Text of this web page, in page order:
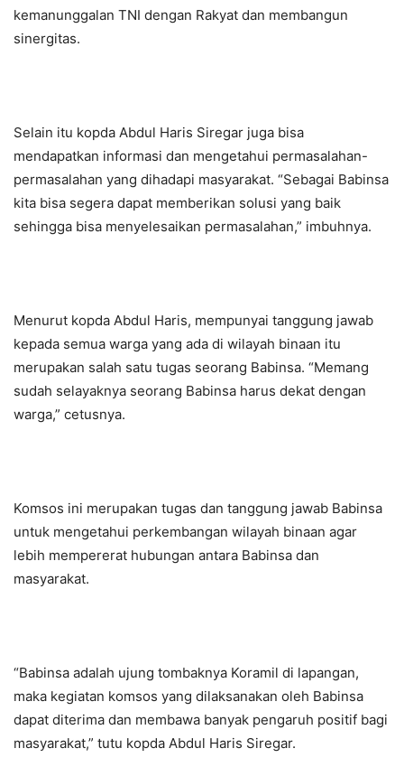
kemanunggalan TNI dengan Rakyat dan membangun
sinergitas.
Selain itu kopda Abdul Haris Siregar juga bisa
mendapatkan informasi dan mengetahui permasalahan-
permasalahan yang dihadapi masyarakat. “Sebagai Babinsa
kita bisa segera dapat memberikan solusi yang baik
sehingga bisa menyelesaikan permasalahan,” imbuhnya.
Menurut kopda Abdul Haris, mempunyai tanggung jawab
kepada semua warga yang ada di wilayah binaan itu
merupakan salah satu tugas seorang Babinsa. “Memang
sudah selayaknya seorang Babinsa harus dekat dengan
warga,” cetusnya.
Komsos ini merupakan tugas dan tanggung jawab Babinsa
untuk mengetahui perkembangan wilayah binaan agar
lebih mempererat hubungan antara Babinsa dan
masyarakat.
“Babinsa adalah ujung tombaknya Koramil di lapangan,
maka kegiatan komsos yang dilaksanakan oleh Babinsa
dapat diterima dan membawa banyak pengaruh positif bagi
masyarakat,” tutu kopda Abdul Haris Siregar.